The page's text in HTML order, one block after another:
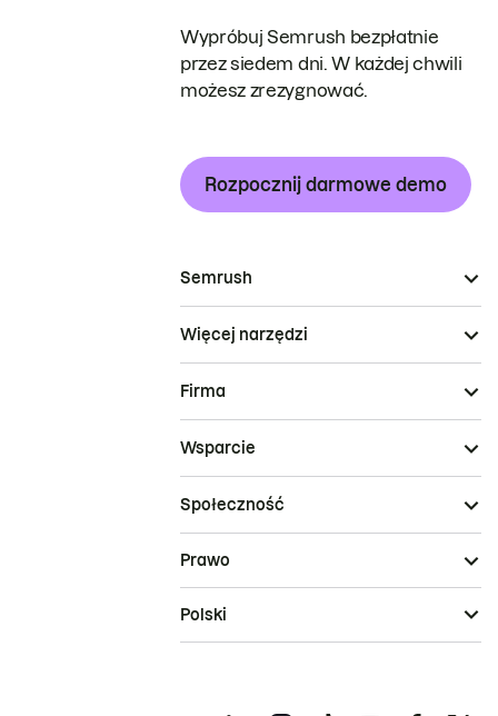
Wypróbuj Semrush bezpłatnie
przez siedem dni. W każdej chwili
możesz zrezygnować.
Rozpocznij darmowe demo
Semrush
Więcej narzędzi
Firma
Wsparcie
Społeczność
Prawo
Polski